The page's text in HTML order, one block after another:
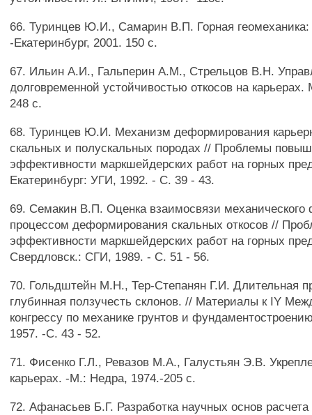
66. Туринцев Ю.И., Самарин В.П. Горная
-Екатеринбург, 2001. 150 с.
67. Ильин А.И., Гальперин A.M., Стрельцов В.Н.
долговременной устойчивостью откосов на
248 с.
68. Туринцев Ю.И. Механизм деформирования
скальных и полускальных породах // Проблемы
эффективности маркшейдерских работ на горных
Екатеринбург: УГИ, 1992. - С. 39 - 43.
69. Семакин В.П. Оценка взаимосвязи механического
процессом деформирования скальных откосов //
эффективности маркшейдерских работ на горных
Свердловск.: СГИ, 1989. - С. 51 - 56.
70. Гольдштейн М.Н., Тер-Степанян Г.И. Длительная
глубинная ползучесть склонов. // Материалы к IY
конгрессу по механике грунтов и
1957. -С. 43 - 52.
71. Фисенко Г.Л., Ревазов М.А., Галустьян Э.В.
карьерах. -М.: Недра, 1974.-205 с.
72. Афанасьев Б.Г. Разработка научных основ